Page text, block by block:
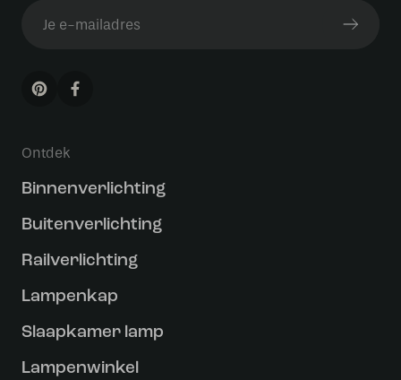
Ontdek
Binnenverlichting
Buitenverlichting
Railverlichting
Lampenkap
Slaapkamer lamp
Lampenwinkel